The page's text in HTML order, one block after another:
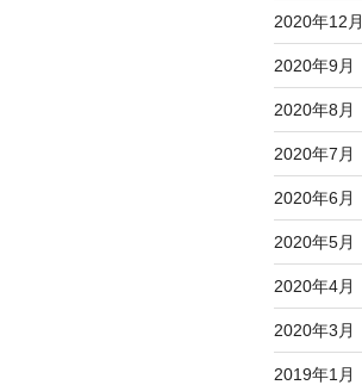
2020年12月
2020年9月
2020年8月
2020年7月
2020年6月
2020年5月
2020年4月
2020年3月
2019年1月